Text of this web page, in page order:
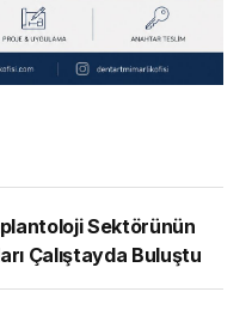
Sektörünün
Çalıştayda Buluştu